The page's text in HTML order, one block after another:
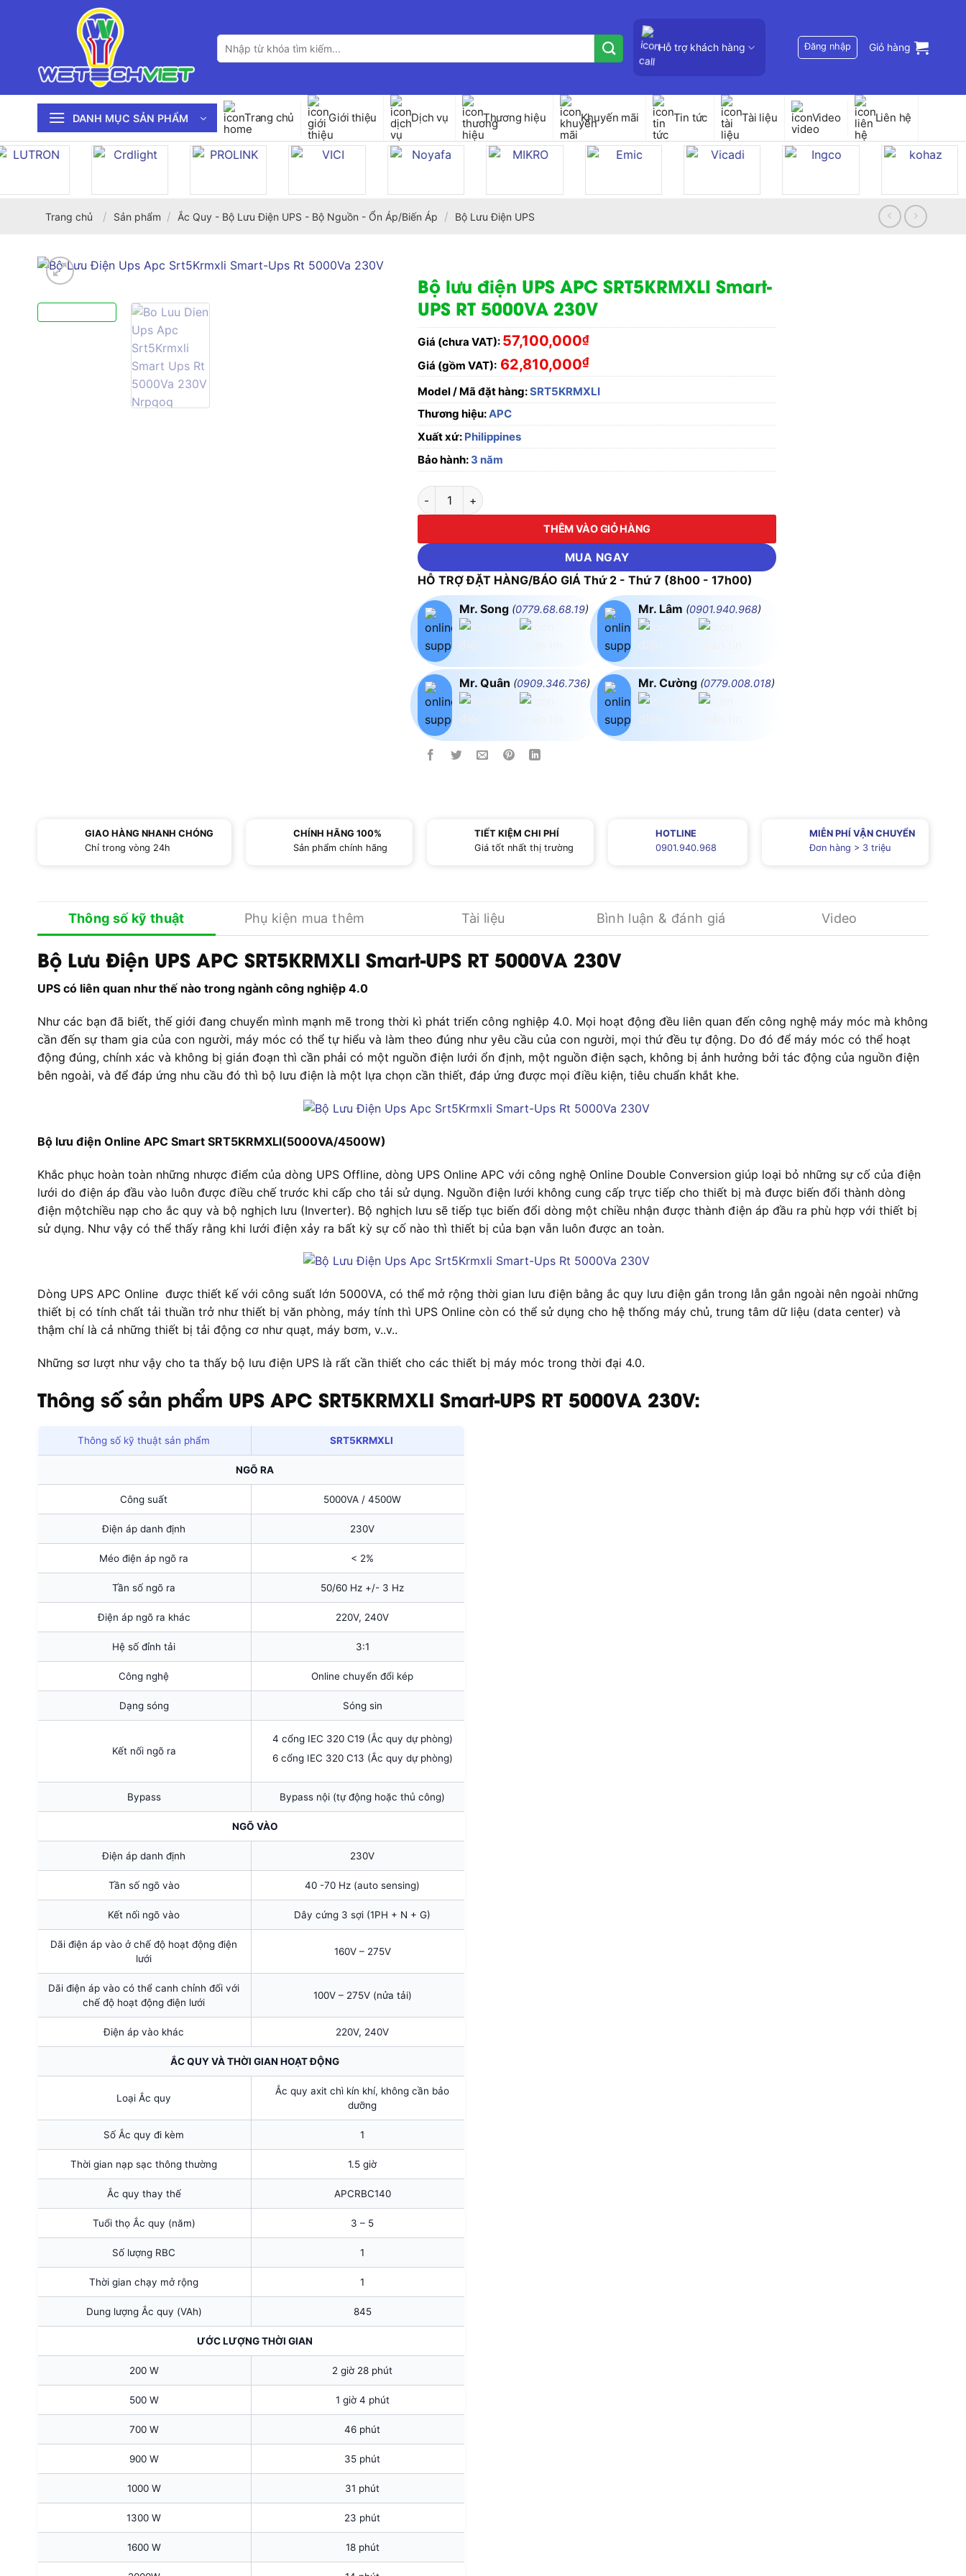
Tìm
kiếm:
Hỗ trợ khách hàng Đăng nhập Giỏ hàng
DANH MỤC SẢN PHẨM Trang chủ Giới thiệu Dịch vụ Thương hiệu Khuyến mãi Tin tức Tài liệu Video Liên hệ
Trang chủ / Sản phẩm / Ắc Quy - Bộ Lưu Điện UPS - Bộ Nguồn - Ổn Áp/Biến Áp / Bộ Lưu Điện UPS
Bộ lưu điện UPS APC SRT5KRMXLI Smart-
UPS RT 5000VA 230V
Giá (chưa VAT): 57,100,000₫
Giá (gồm VAT): 62,810,000₫
Model / Mã đặt hàng:SRT5KRMXLI
Thương hiệu:APC
Xuất xứ: Philippines
Bảo hành: 3 năm
Bộ lưu điện UPS APC SRT5KRMXLI Smart-UPS RT 5000VA 230V số lượng
THÊM VÀO GIỎ HÀNG
MUA NGAY
HỖ TRỢ ĐẶT HÀNG/BÁO GIÁ Thứ 2 - Thứ 7 (8h00 - 17h00)
Mr. Song (0779.68.68.19)
Mr. Quân (0909.346.736)
Mr. Lâm (0901.940.968)
Mr. Cường (0779.008.018)
GIAO HÀNG NHANH CHÓNG
Chỉ trong vòng 24h
CHÍNH HÃNG 100%
Sản phẩm chính hãng
TIẾT KIỆM CHI PHÍ
Giá tốt nhất thị trường
HOTLINE
0901.940.968
MIỄN PHÍ VẬN CHUYỂN
Đơn hàng > 3 triệu
Thông số kỹ thuật Phụ kiện mua thêm Tài liệu Bình luận & đánh giá Video
Bộ Lưu Điện UPS APC SRT5KRMXLI Smart-UPS RT 5000VA 230V
UPS có liên quan như thế nào trong ngành công nghiệp 4.0
Như các bạn đã biết, thế giới đang chuyển mình mạnh mẽ trong thời kì phát triển công nghiệp 4.0. Mọi hoạt động đều liên quan đến công nghệ máy móc mà không
cần đến sự tham gia của con người, máy móc có thể tự hiểu và làm theo đúng như yêu cầu của con người, mọi thứ đều tự động. Do đó để máy móc có thể hoạt
động đúng, chính xác và không bị gián đoạn thì cần phải có một nguồn điện lưới ổn định, một nguồn điện sạch, không bị ảnh hưởng bởi tác động của nguồn điện
bên ngoài, và để đáp ứng nhu cầu đó thì bộ lưu điện là một lựa chọn cần thiết, đáp ứng được mọi điều kiện, tiêu chuẩn khắt khe.
Bộ lưu điện Online APC Smart SRT5KRMXLI(5000VA/4500W)
Khắc phục hoàn toàn những nhược điểm của dòng UPS Offline, dòng UPS Online APC với công nghệ Online Double Conversion giúp loại bỏ những sự cố của điện
lưới do điện áp đầu vào luôn được điều chế trước khi cấp cho tải sử dụng. Nguồn điện lưới không cung cấp trực tiếp cho thiết bị mà được biến đổi thành dòng
điện mộtchiều nạp cho ắc quy và bộ nghịch lưu (Inverter). Bộ nghịch lưu sẽ tiếp tục biến đổi dòng một chiều nhận được thành điện áp đầu ra phù hợp với thiết bị
sử dụng. Như vậy có thể thấy rằng khi lưới điện xảy ra bất kỳ sự cố nào thì thiết bị của bạn vẫn luôn được an toàn.
Dòng UPS APC Online được thiết kế với công suất lớn 5000VA, có thể mở rộng thời gian lưu điện bằng ắc quy lưu điện gắn trong lẫn gắn ngoài nên ngoài những
thiết bị có tính chất tải thuần trở như thiết bị văn phòng, máy tính thì UPS Online còn có thể sử dụng cho hệ thống máy chủ, trung tâm dữ liệu (data center) và
thậm chí là cả những thiết bị tải động cơ như quạt, máy bơm, v..v..
Những sơ lượt như vậy cho ta thấy bộ lưu điện UPS là rất cần thiết cho các thiết bị máy móc trong thời đại 4.0.
Thông số sản phẩm UPS APC SRT5KRMXLI Smart-UPS RT 5000VA 230V:
Thông số kỹ thuật sản phẩm SRT5KRMXLI
NGÕ RA
Công suất 5000VA / 4500W
Điện áp danh định 230V
Méo điện áp ngõ ra < 2%
Tần số ngõ ra 50/60 Hz +/- 3 Hz
Điện áp ngõ ra khác 220V, 240V
Hệ số đỉnh tải 3:1
Công nghệ Online chuyển đổi kép
Dạng sóng Sóng sin
Kết nối ngõ ra
4 cổng IEC 320 C19 (Ắc quy dự phòng)
6 cổng IEC 320 C13 (Ắc quy dự phòng)
Bypass Bypass nội (tự động hoặc thủ công)
NGÕ VÀO
Điện áp danh định 230V
Tần số ngõ vào 40 -70 Hz (auto sensing)
Kết nối ngõ vào Dây cứng 3 sợi (1PH + N + G)
Dãi điện áp vào ở chế độ hoạt động điện
lưới
160V – 275V
Dãi điện áp vào có thể canh chỉnh đối với
chế độ hoạt động điện lưới
100V – 275V (nửa tải)
Điện áp vào khác 220V, 240V
ẮC QUY VÀ THỜI GIAN HOẠT ĐỘNG
Loại Ắc quy
Ắc quy axit chì kín khí, không cần bảo
dưỡng
Số Ắc quy đi kèm 1
Thời gian nạp sạc thông thường 1.5 giờ
Ắc quy thay thế APCRBC140
Tuổi thọ Ắc quy (năm) 3 – 5
Số lượng RBC 1
Thời gian chạy mở rộng 1
Dung lượng Ắc quy (VAh) 845
ƯỚC LƯỢNG THỜI GIAN
200 W 2 giờ 28 phút
500 W 1 giờ 4 phút
700 W 46 phút
900 W 35 phút
1000 W 31 phút
1300 W 23 phút
1600 W 18 phút